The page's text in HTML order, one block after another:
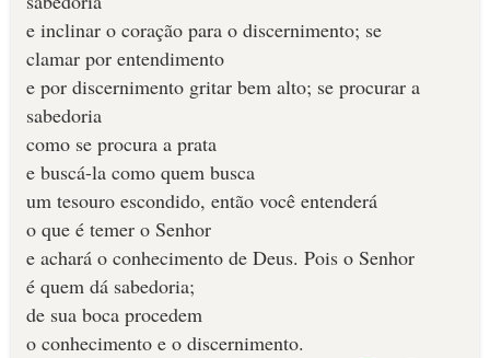
e inclinar o coração para o discernimento; se
clamar por entendimento
e por discernimento gritar bem alto; se procurar a
sabedoria
como se procura a prata
e buscá-la como quem busca
um tesouro escondido, então você entenderá
o que é temer o Senhor
e achará o conhecimento de Deus. Pois o Senhor
é quem dá sabedoria;
de sua boca procedem
o conhecimento e o discernimento.